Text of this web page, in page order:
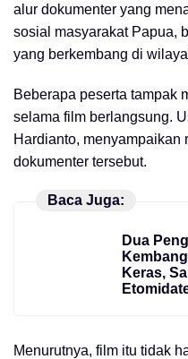
alur dokumenter yang
sosial masyarakat Papua,
yang berkembang di
Beberapa peserta tampak
selama film berlangsung.
Hardianto, menyampaikan
dokumenter tersebut.
Baca Juga:
Dua
Keras,
Menurutnya, film itu tidak